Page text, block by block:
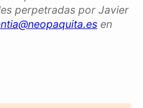
perpetradas por Javier
en